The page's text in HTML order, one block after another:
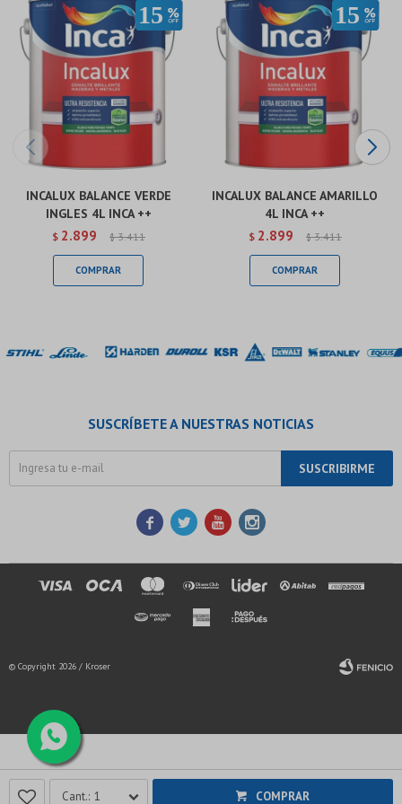
1 COMPRAR
INCALUX BALANCE VERDE
INGLES 4L INCA ++
$ 2.899 $ 3.411
INCALUX BALANCE AMARILLO
4L INCA ++
$ 2.899 $ 3.411
SUSCRÍBETE A NUESTRAS NOTICIAS
SUSCRIBIRME
   
© Copyright 2026 / Kroser